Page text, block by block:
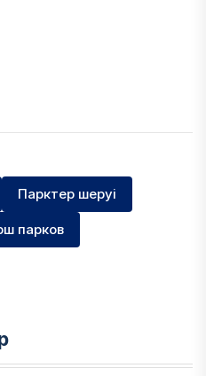
Парктер шеруі
парков